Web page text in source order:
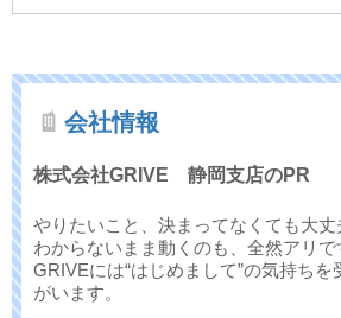
会社情報
株式会社GRIVE 静岡支店のPR
やりたいこと、決まってなくても大丈
わからないまま動くのも、全然アリで
GRIVEには“はじめまして”の気持ちを
がいます。